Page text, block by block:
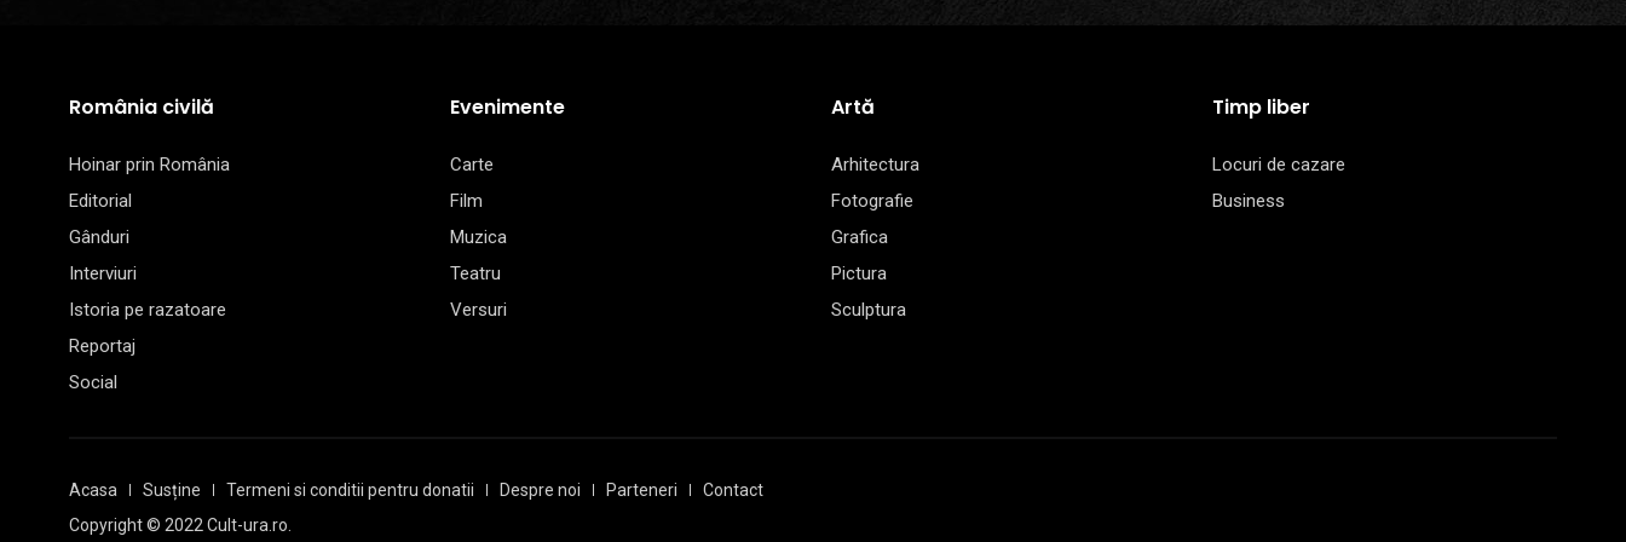
România civilă
Hoinar prin România
Editorial
Gânduri
Interviuri
Istoria pe razatoare
Reportaj
Social
Evenimente
Carte
Film
Muzica
Teatru
Versuri
Artă
Arhitectura
Fotografie
Grafica
Pictura
Sculptura
Timp liber
Locuri de cazare
Business
Acasa Susține Termeni si conditii pentru donatii Despre noi Parteneri
Contact
Copyright © 2022 Cult-ura.ro.